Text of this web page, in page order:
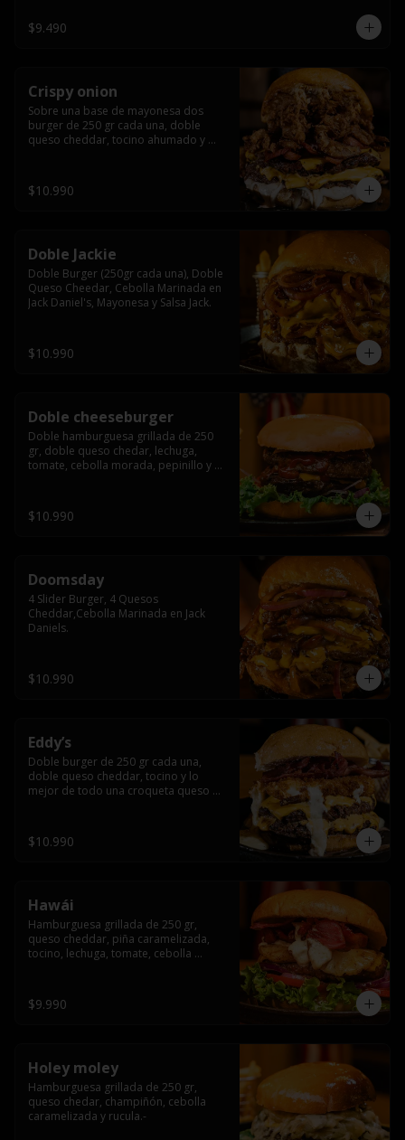
$9.490
Crispy onion
Sobre una base de mayonesa dos
burger de 250 gr cada una, doble
queso cheddar, tocino ahumado y
$10.990
Doble Jackie
Doble Burger (250gr cada una), Doble
Queso Cheedar, Cebolla Marinada en
Jack Daniel's, Mayonesa y Salsa Jack.
$10.990
Doble cheeseburger
Doble hamburguesa grillada de 250
gr, doble queso chedar, lechuga,
tomate, cebolla morada, pepinillo y
$10.990
Doomsday
4 Slider Burger, 4 Quesos
Cheddar,Cebolla Marinada en Jack
Daniels.
$10.990
Eddy’s
Doble burger de 250 gr cada una,
doble queso cheddar, tocino y lo
mejor de todo una croqueta queso
$10.990
Hawái
Hamburguesa grillada de 250 gr,
queso cheddar, piña caramelizada,
tocino, lechuga, tomate, cebolla
$9.990
Holey moley
Hamburguesa grillada de 250 gr,
queso chedar, champiñón, cebolla
caramelizada y rucula.-